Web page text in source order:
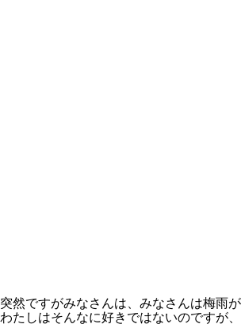
突然ですがみなさんは、みなさんは梅雨
わたしはそんなに好きではないのですが